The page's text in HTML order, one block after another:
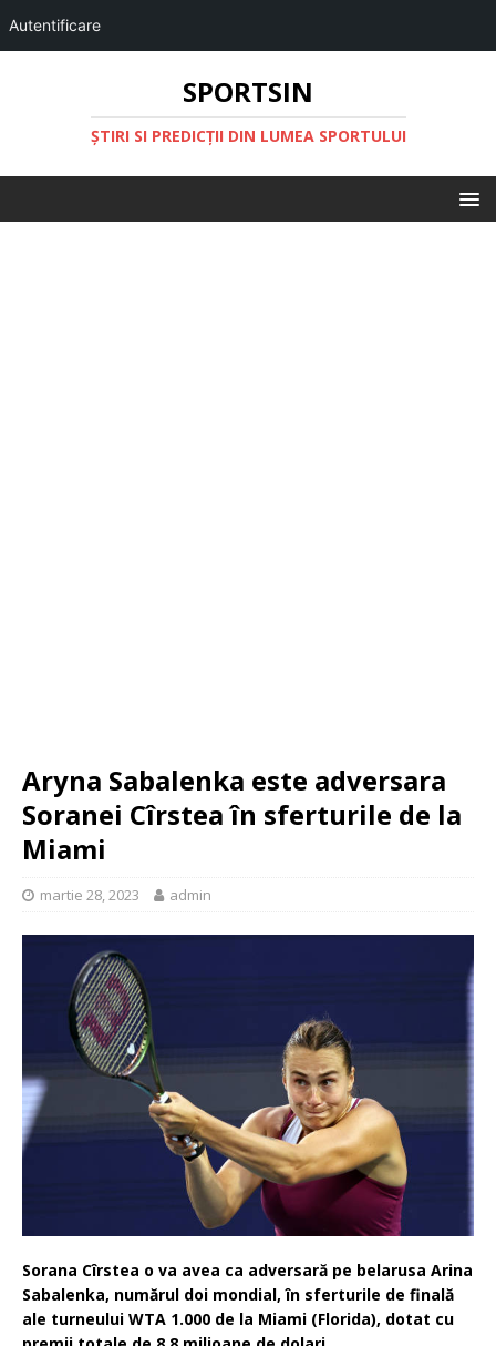
Autentificare
SPORTSIN
ŞTIRI SI PREDICŢII DIN LUMEA SPORTULUI
Aryna Sabalenka este adversara
Soranei Cîrstea în sferturile de la
Miami
martie 28, 2023 admin
Sorana Cîrstea o va avea ca adversară pe belarusa Arina
Sabalenka, numărul doi mondial, în sferturile de finală
ale turneului WTA 1.000 de la Miami (Florida), dotat cu